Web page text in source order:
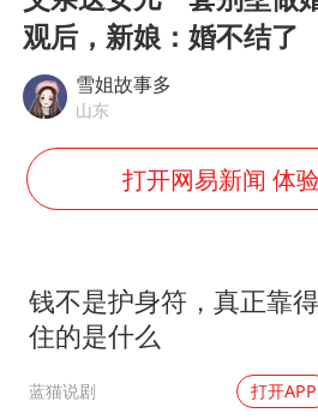
公司“上四
中国稀土
“中国蔬菜
观后，新娘：婚不结了
雪姐故事多
山东
打开网易新闻 体
钱不是护身符，真正靠得
住的是什么
蓝猫说剧 打开APP